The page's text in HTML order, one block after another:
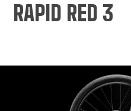
RAPID RED 3